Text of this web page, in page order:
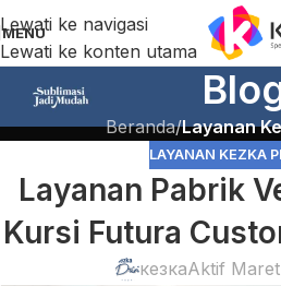
Lewati ke navigasi
Lewati ke konten utama
MENU
Beranda/Layanan
LAYANAN KEZKA
Layanan Pabrik
Kursi Futura
кезкаAktif